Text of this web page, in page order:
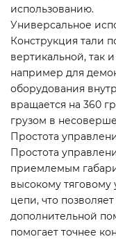
использованию.
Универсальное
Конструкция тали
вертикальной, так
например для
оборудования
вращается на 360
грузом в
Простота
Простота
приемлемым
высокому
цепи, что
дополнительной
помогает точнее